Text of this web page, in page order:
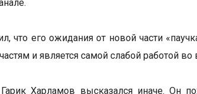
что его ожидания от новой части
и является самой слабой работой во
Харламов высказался иначе. Он